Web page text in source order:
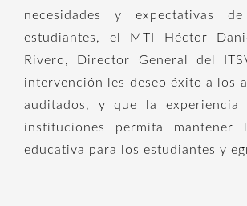
necesidades y expectativas de
estudiantes, el MTI Héctor
Rivero, Director General del
intervención les deseo éxito a los
auditados, y que la experiencia
instituciones permita mantener
educativa para los estudiantes y